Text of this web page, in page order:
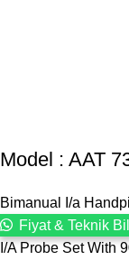
Model : AAT
Bimanual I/a
Fiyat & Teknik
I/A Probe Set With